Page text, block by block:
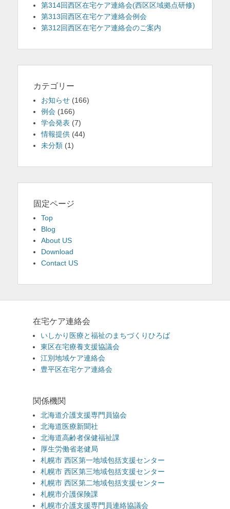
第314回西区在宅ケア連絡会(西区区域拠点研修)
第313回西区在宅ケア連絡会例会
第312回西区在宅ケア連絡会のご案内
カテゴリー
お知らせ (166)
例会 (166)
学会発表 (7)
情報提供 (44)
未分類 (1)
固定ページ
Top
Blog
About US
Download
Contact US
在宅ケア連絡会
いしかり医療と福祉のまちづくりひろば
東区在宅療養支援協議会
江別地域ケア連絡会
豊平区在宅ケア連絡会
関係機関
北海道介護支援専門員協会
北海道医療新聞社
北海道高齢者保健福祉課
厚生労働省老健局
札幌市 西区第一地域包括支援センター
札幌市 西区第三地域包括支援センター
札幌市 西区第二地域包括支援センター
札幌市介護保険課
札幌市介護支援専門員連絡協議会